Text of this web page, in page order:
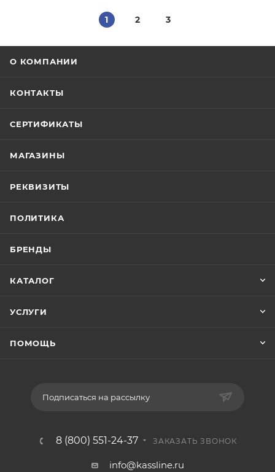
1 2 3
О КОМПАНИИ
КОНТАКТЫ
СЕРТИФИКАТЫ
МАГАЗИНЫ
РЕКВИЗИТЫ
ПОЛИТИКА
БРЕНДЫ
КАТАЛОГ
УСЛУГИ
ПОМОЩЬ
Подписаться на рассылку
8 (800) 551-24-37 ЗАКАЗАТЬ ЗВОНОК
info@kassline.ru